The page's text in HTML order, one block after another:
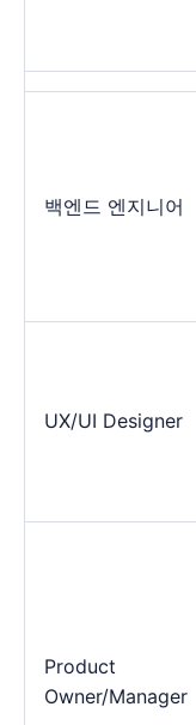
백엔드 엔지니어
UX/UI Designer
Product
Owner/Manager